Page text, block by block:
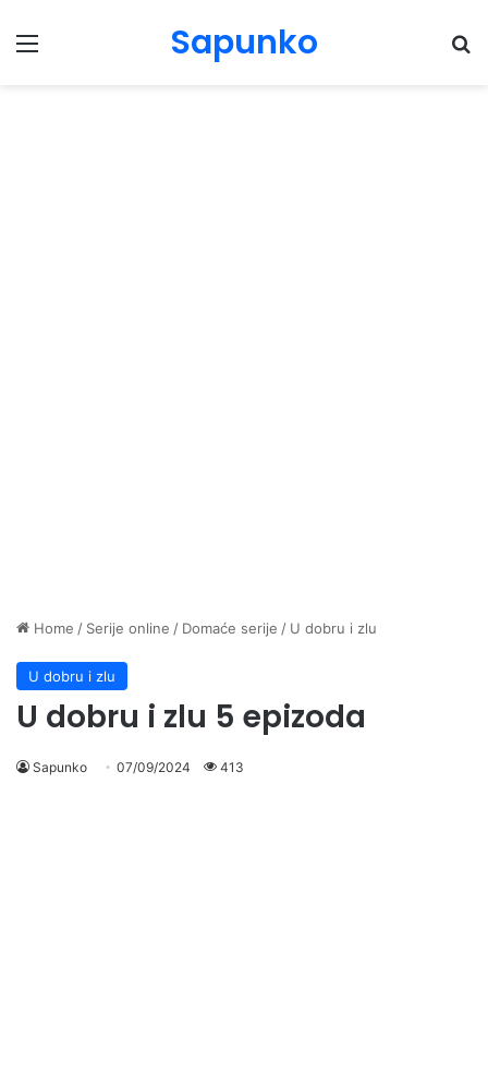
Menu Sapunko
Home / Serije online / Domaće serije / U dobru i zlu
U dobru i zlu
U dobru i zlu 5 epizoda
Sapunko 07/09/2024 413